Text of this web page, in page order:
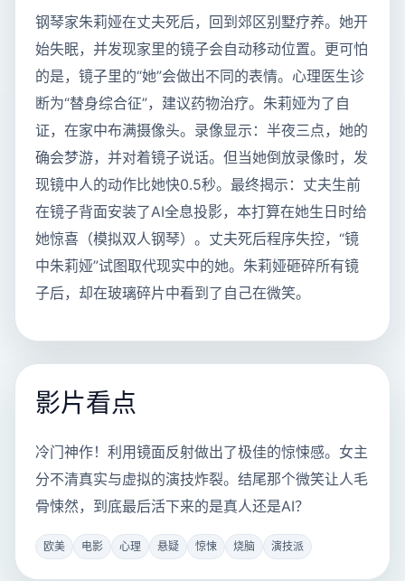
钢琴家朱莉娅在丈夫死后，回到郊区别墅疗养。她开
始失眠，并发现家里的镜子会自动移动位置。更可怕
的是，镜子里的“她”会做出不同的表情。心理医生诊
断为“替身综合征”，建议药物治疗。朱莉娅为了自
证，在家中布满摄像头。录像显示：半夜三点，她的
确会梦游，并对着镜子说话。但当她倒放录像时，发
现镜中人的动作比她快0.5秒。最终揭示：丈夫生前
在镜子背面安装了AI全息投影，本打算在她生日时给
她惊喜（模拟双人钢琴）。丈夫死后程序失控，“镜
中朱莉娅”试图取代现实中的她。朱莉娅砸碎所有镜
子后，却在玻璃碎片中看到了自己在微笑。
影片看点
冷门神作！利用镜面反射做出了极佳的惊悚感。女主
分不清真实与虚拟的演技炸裂。结尾那个微笑让人毛
骨悚然，到底最后活下来的是真人还是AI？
欧美 电影 心理 悬疑 惊悚 烧脑 演技派